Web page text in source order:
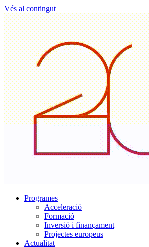
Vés al contingut
Programes
Acceleració
Formació
Inversió i finançament
Projectes europeus
Actualitat